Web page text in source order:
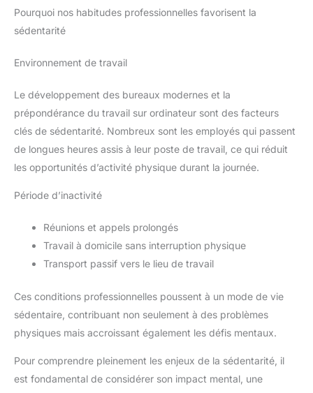
Pourquoi nos habitudes professionnelles favorisent la
sédentarité
Environnement de travail
Le développement des bureaux modernes et la
prépondérance du travail sur ordinateur sont des facteurs
clés de sédentarité. Nombreux sont les employés qui passent
de longues heures assis à leur poste de travail, ce qui réduit
les opportunités d’activité physique durant la journée.
Période d’inactivité
Réunions et appels prolongés
Travail à domicile sans interruption physique
Transport passif vers le lieu de travail
Ces conditions professionnelles poussent à un mode de vie
sédentaire, contribuant non seulement à des problèmes
physiques mais accroissant également les défis mentaux.
Pour comprendre pleinement les enjeux de la sédentarité, il
est fondamental de considérer son impact mental, une